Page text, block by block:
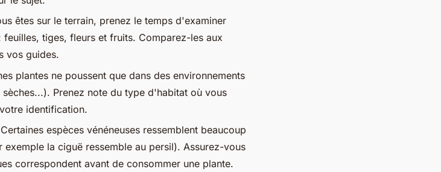
êtes sur le terrain, prenez le temps d'examiner
tiges, fleurs et fruits. Comparez-les aux
vos guides.
plantes ne poussent que dans des environnements
Prenez note du type d'habitat où vous
identification.
espèces vénéneuses ressemblent beaucoup
la ciguë ressemble au persil). Assurez-vous
correspondent avant de consommer une plante.